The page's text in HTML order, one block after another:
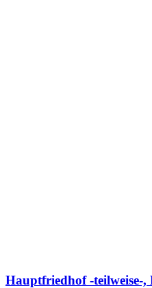
Hauptfriedhof -